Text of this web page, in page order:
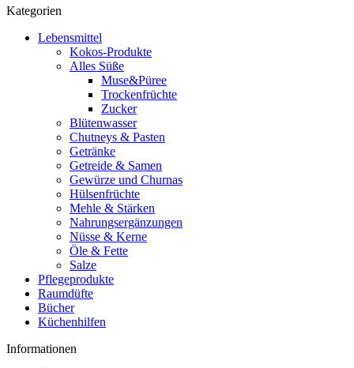
Kategorien
Lebensmittel
Kokos-Produkte
Alles Süße
Muse&Püree
Trockenfrüchte
Zucker
Blütenwasser
Chutneys & Pasten
Getränke
Getreide & Samen
Gewürze und Churnas
Hülsenfrüchte
Mehle & Stärken
Nahrungsergänzungen
Nüsse & Kerne
Öle & Fette
Salze
Pflegeprodukte
Raumdüfte
Bücher
Küchenhilfen
Informationen